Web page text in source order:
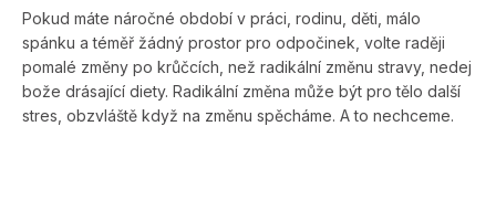
Pokud máte náročné období v práci, rodinu, děti, málo
spánku a téměř žádný prostor pro odpočinek, volte raději
pomalé změny po krůčcích, než radikální změnu stravy, nedej
bože drásající diety. Radikální změna může být pro tělo další
stres, obzvláště když na změnu spěcháme. A to nechceme.